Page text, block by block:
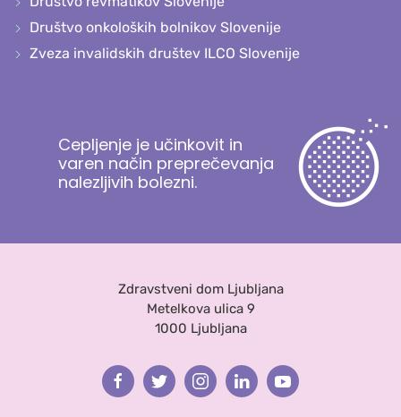
Društvo onkoloških bolnikov Slovenije
Zveza invalidskih društev ILCO Slovenije
Cepljenje je učinkovit in
varen način preprečevanja
nalezljivih bolezni.
Zdravstveni dom Ljubljana
Metelkova ulica 9
1000 Ljubljana
FacebookTwitterInstagramLinkedinYoutube